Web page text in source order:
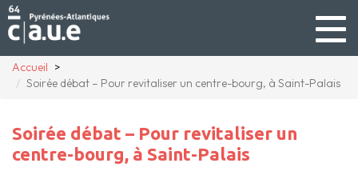
Accueil
Soirée débat – Pour revitaliser un centre-bourg, à Saint-Palais
Soirée débat – Pour revitaliser un
centre-bourg, à Saint-Palais